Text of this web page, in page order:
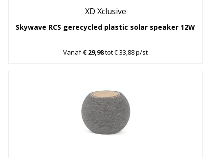
XD Xclusive
Skywave RCS gerecycled plastic solar speaker 12W
Vanaf€ 29,98tot € 33,88 p/st